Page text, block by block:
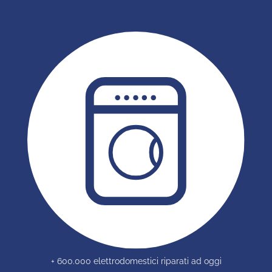
+ 600.000 elettrodomestici riparati ad oggi